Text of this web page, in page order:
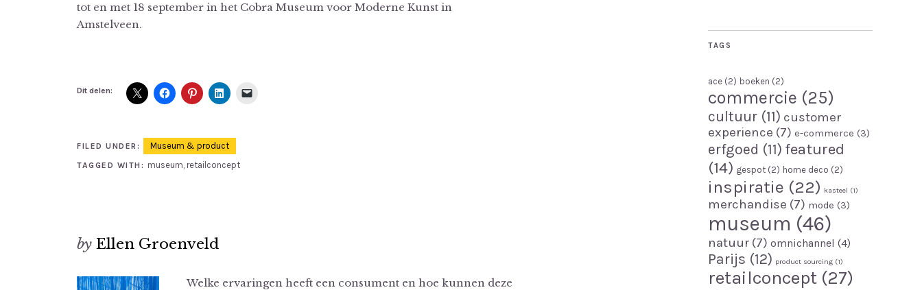
tot en met 18 september in het Cobra Museum voor Moderne Kunst in
Amstelveen.
Dit delen:
FILED UNDER: Museum & product
TAGGED WITH: museum, retailconcept
by Ellen Groenveld
Welke ervaringen heeft een consument en hoe kunnen deze
TAGS
ace (2) boeken (2)
commercie (25)
cultuur (11) customer
experience (7) e-commerce (3)
erfgoed (11) featured
(14) gespot (2) home deco (2)
inspiratie (22) kasteel (1)
merchandise (7) mode (3)
museum (46)
natuur (7) omnichannel (4)
Parijs (12) product sourcing (1)
retailconcept (27)